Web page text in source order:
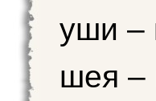
уши –
шея –